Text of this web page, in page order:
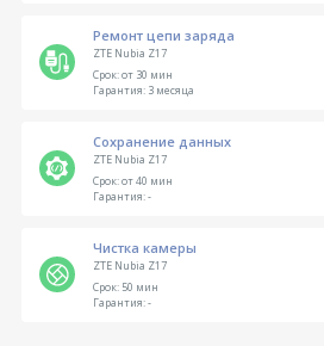
Ремонт цепи заряда
ZTE Nubia Z17
Срок:от 30 мин
Гарантия:3 месяца
Сохранение данных
ZTE Nubia Z17
Срок:от 40 мин
Гарантия:-
Чистка камеры
ZTE Nubia Z17
Срок:50 мин
Гарантия:-